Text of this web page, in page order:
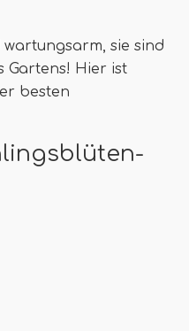
sie sind
Gartens! Hier ist
besten